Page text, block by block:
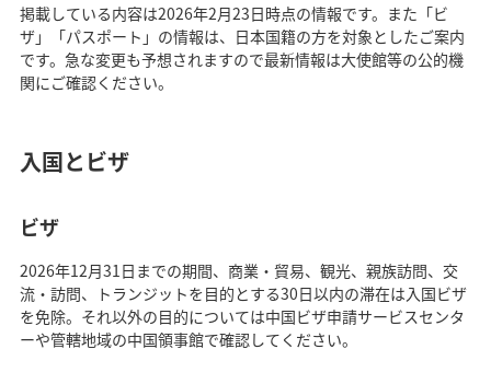
掲載している内容は2026年2月23日時点の情報です。また「ビ
ザ」「パスポート」の情報は、日本国籍の方を対象としたご案内
です。急な変更も予想されますので最新情報は大使館等の公的機
関にご確認ください。
入国とビザ
ビザ
2026年12月31日までの期間、商業・貿易、観光、親族訪問、交
流・訪問、トランジットを目的とする30日以内の滞在は入国ビザ
を免除。それ以外の目的については中国ビザ申請サービスセンタ
ーや管轄地域の中国領事館で確認してください。